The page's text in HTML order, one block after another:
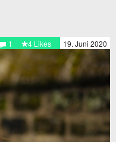
19. Juni 2020
4 Likes
1